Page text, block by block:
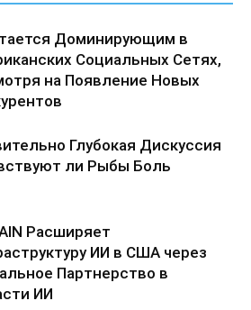
Доминирующим в
Социальных Сетях,
на Появление Новых
Глубокая Дискуссия
ли Рыбы Боль
Расширяет
ИИ в США через
Партнерство в
ИИ